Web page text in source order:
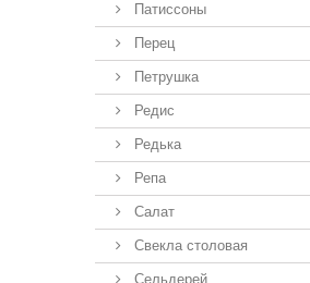
Патиссоны
Перец
Петрушка
Редис
Редька
Репа
Салат
Свекла столовая
Сельдерей